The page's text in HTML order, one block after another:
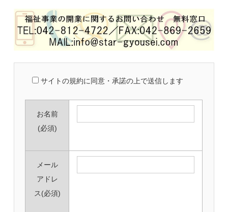
サイトの規約に同意・承諾の上で送信します
お名前
(必須)
メール
アドレ
ス(必須)